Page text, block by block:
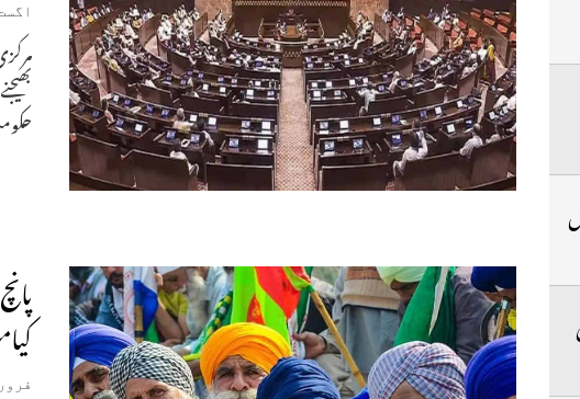
اگست 20,
فروری 20,